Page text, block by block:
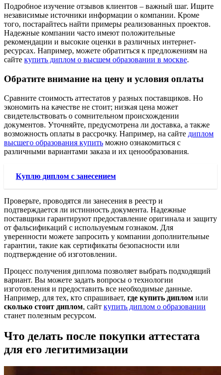
Подробное изучение отзывов клиентов – важный шаг. Ищите
независимые источники информации о компании. Кроме
того, постарайтесь найти примеры реализованных проектов.
Надежные компании часто имеют положительные
рекомендации и высокие оценки в различных интернет-
ресурсах. Например, можете обратиться к предложениям на
сайте купить диплом о высшем образовании в москве.
Обратите внимание на цену и условия оплаты
Сравните стоимость аттестатов у разных поставщиков. Но
экономить на качестве не стоит; низкая цена может
свидетельствовать о сомнительном происхождении
документов. Уточняйте, предусмотрена ли доставка, а также
возможность оплаты в рассрочку. Например, на сайте диплом
высшего образования купить можно ознакомиться с
различными вариантами заказа и их ценообразования.
Куплю диплом с занесением
Проверьте, проводятся ли занесения в реестр и
подтверждается ли истинность документа. Надежные
поставщики гарантируют предоставление оригинала и защиту
от фальсификаций с используемым гознаком. Для
уверенности можете запросить у компании дополнительные
гарантии, такие как сертификаты безопасности или
подтверждение об изготовлении.
Процесс получения диплома позволяет выбрать подходящий
вариант. Вы можете задать вопросы о технологии
изготовления и предоставить все необходимые данные.
Например, для тех, кто спрашивает, где купить диплом или
сколько стоит диплом, сайт купить диплом о образовании
станет полезным ресурсом.
Что делать после покупки аттестата
для его легитимизации